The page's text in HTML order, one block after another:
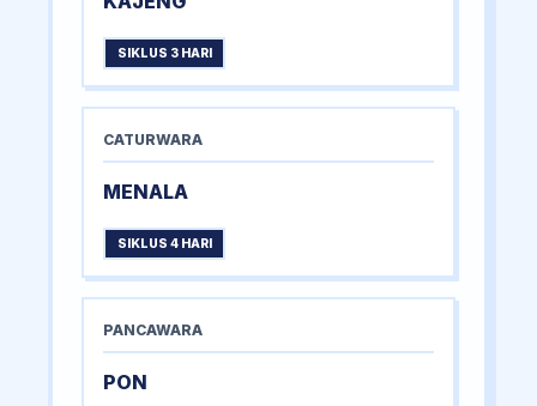
SIKLUS 3 HARI
CATURWARA
MENALA
SIKLUS 4 HARI
PANCAWARA
PON